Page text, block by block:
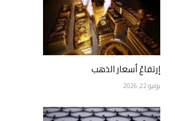
إرتفاعُ أسعار الذهب
يونيو 22, 2026